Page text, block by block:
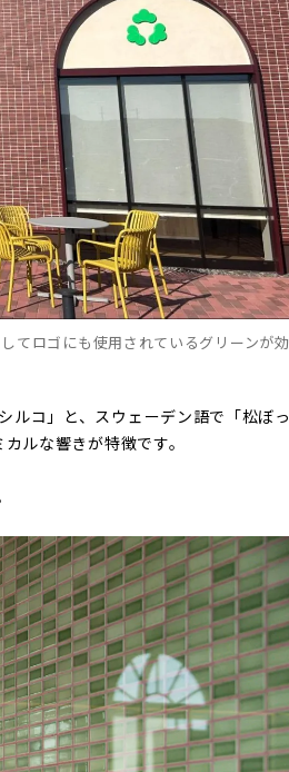
てロゴにも使用されているグリーンが効
ルコ」と、スウェーデン語で「松ぼっ
ルな響きが特徴です。